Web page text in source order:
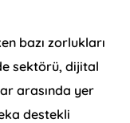
bazı zorlukları
sektörü, dijital
arasında yer
destekli